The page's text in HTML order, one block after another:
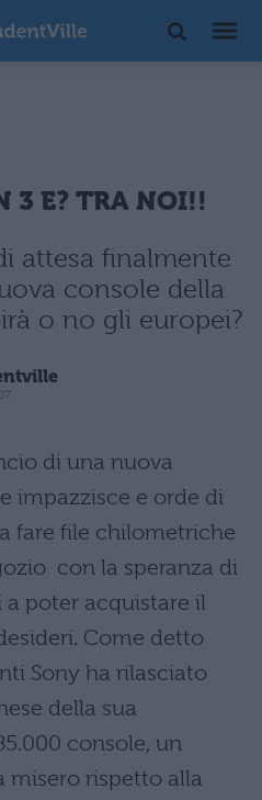
3 E? TRA NOI!!
attesa finalmente
console della
o no gli europei?
di una nuova
impazzisce e orde di
fare file chilometriche
con la speranza di
a poter acquistare il
Come detto
Sony ha rilasciato
della sua
console, un
misero rispetto alla